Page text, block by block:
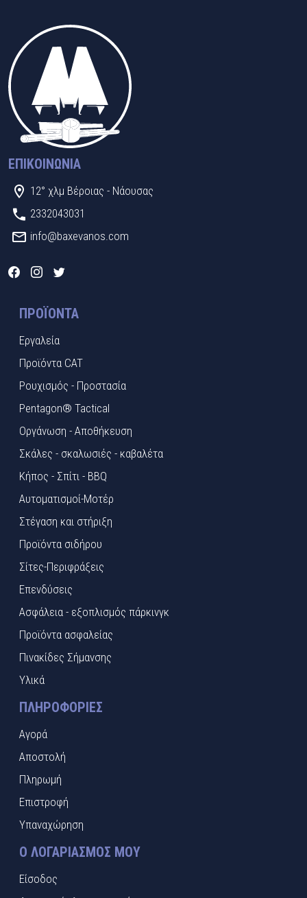
ΕΠΙΚΟΙΝΩΝΊΑ
12° χλμ Βέροιας - Νάουσας
2332043031
info@baxevanos.com
ΠΡΟΪΌΝΤΑ
Εργαλεία
Προϊόντα CAT
Ρουχισμός - Προστασία
Pentagon® Tactical
Οργάνωση - Αποθήκευση
Σκάλες - σκαλωσιές - καβαλέτα
Κήπος - Σπίτι - BBQ
Αυτοματισμοί-Μοτέρ
Στέγαση και στήριξη
Προϊόντα σιδήρου
Σίτες-Περιφράξεις
Επενδύσεις
Ασφάλεια - εξοπλισμός πάρκινγκ
Προϊόντα ασφαλείας
Πινακίδες Σήμανσης
Υλικά
ΠΛΗΡΟΦΟΡΊΕΣ
Αγορά
Αποστολή
Πληρωμή
Επιστροφή
Υπαναχώρηση
Ο ΛΟΓΑΡΙΑΣΜΌΣ ΜΟΥ
Είσοδος